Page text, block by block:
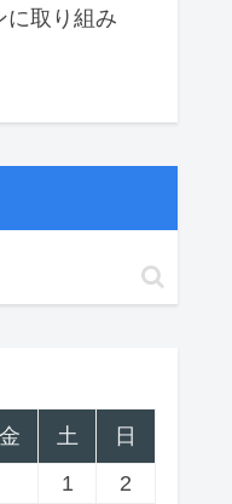
に取り組み
金 土
日
1
2